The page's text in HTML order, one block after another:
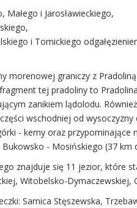
i Jarosławieckiego,
i Tomickiego
morenowej graniczy z
tej pradoliny to
zanikiem lądolodu.
wschodniej od
- kemy oraz przypominające
- Mosińskiego (37 km
znajduje się 11 jezior, które
Witobelsko-Dymaczewskiej,
Samica Stęszewska,